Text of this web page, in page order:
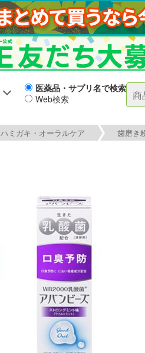
医薬品・サプリ名で検索
Web検索
ハミガキ・オーラルケア 歯磨き